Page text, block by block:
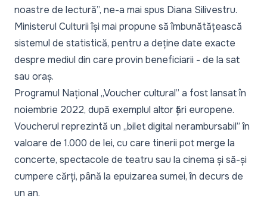
noastre de lectură”, ne-a mai spus Diana Silivestru.
Ministerul Culturii își mai propune să îmbunătățească
sistemul de statistică, pentru a deține date exacte
despre mediul din care provin beneficiarii - de la sat
sau oraș.
Programul Național „Voucher cultural” a fost lansat în
noiembrie 2022, după exemplul altor țări europene.
Voucherul reprezintă un „bilet digital nerambursabil” în
valoare de 1.000 de lei, cu care tinerii pot merge la
concerte, spectacole de teatru sau la cinema și să-și
cumpere cărți, până la epuizarea sumei, în decurs de
un an.